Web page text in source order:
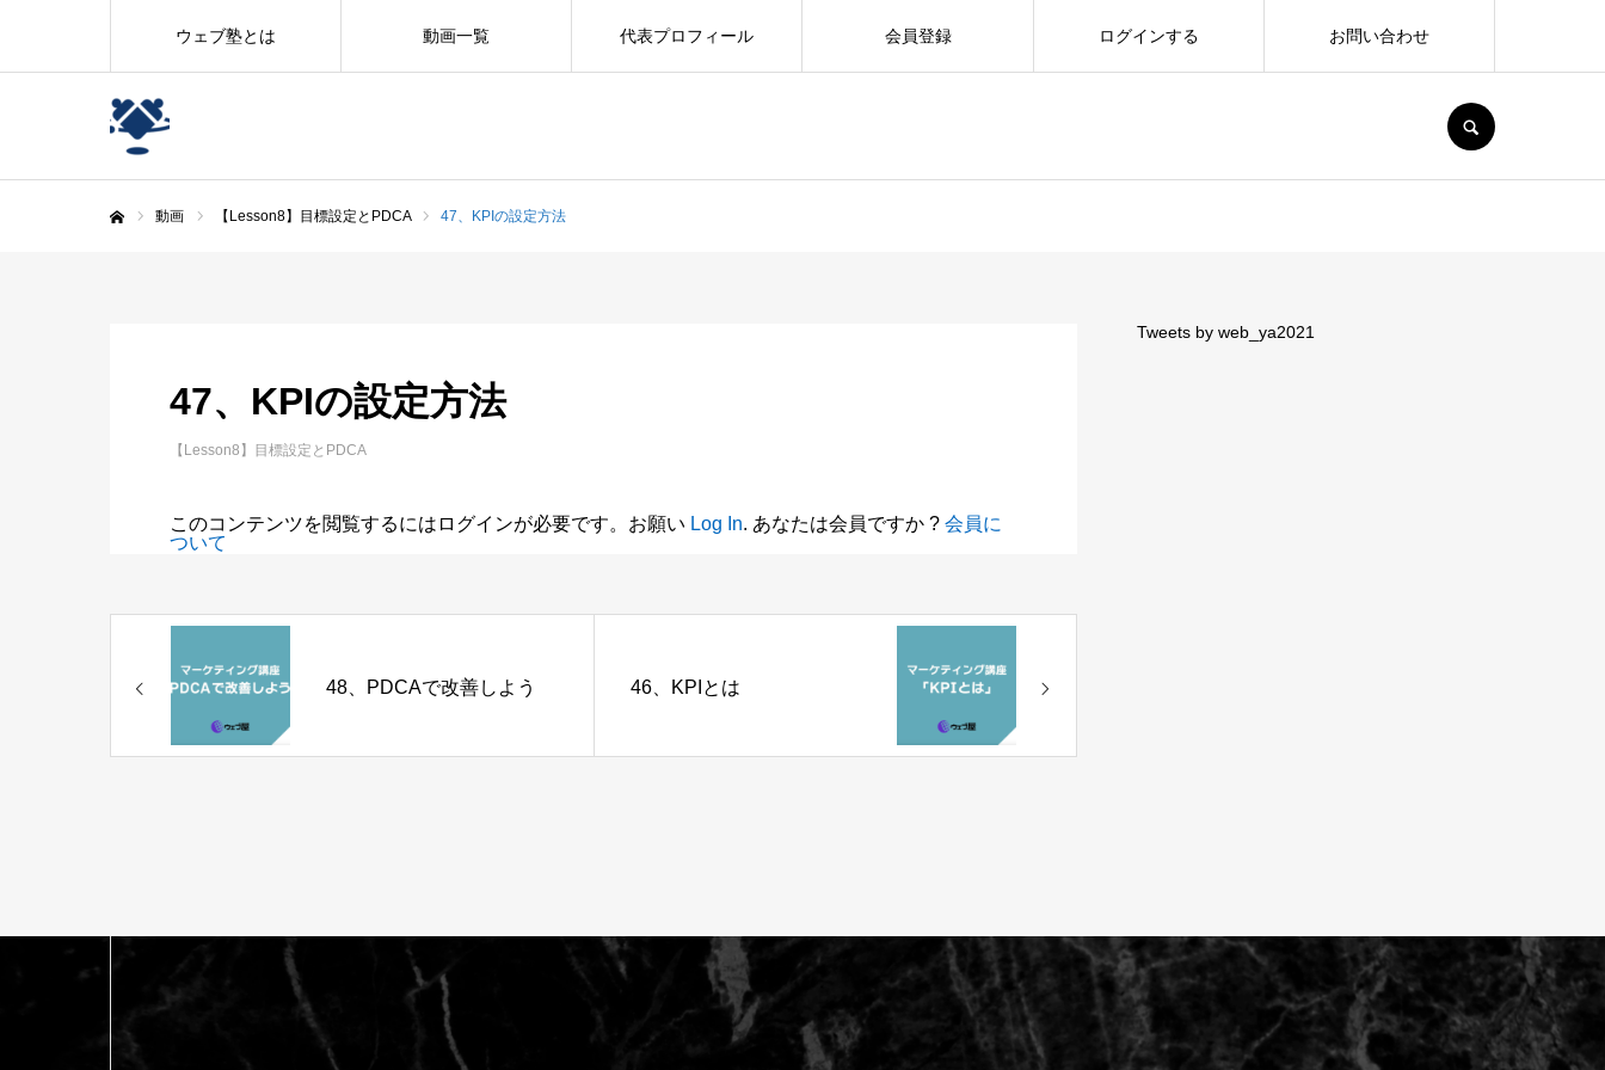
ウェブ塾とは 動画一覧 代表プロフィール 会員登録 ログインする お問い合わせ
動画 【Lesson8】目標設定とPDCA 47、KPIの設定方法
47、KPIの設定方法
【Lesson8】目標設定とPDCA
このコンテンツを閲覧するにはログインが必要です。お願い Log In. あなたは会員ですか ? 会員に
ついて
48、PDCAで改善しよう 46、KPIとは
Tweets by web_ya2021